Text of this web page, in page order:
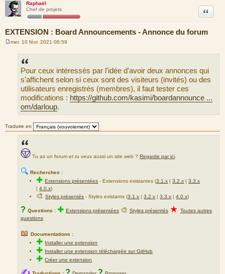
Raphaël
Chef de projets
EXTENSION : Board Announcements - Annonce du forum
Citation
mer. 10 févr. 2021 08:59
Pour ceux intéressés par l'idée d'avoir deux annonces qui
s'affichent selon si ceux sont des visiteurs (invités) ou des
utilisateurs enregistrés (membres), il faut tester ces
modifications : https://github.com/kasimi/boardannounce ...
om/darloup.
Traduire en
Tu as un forum et tu veux aussi un site web ? Regarde par ici
🔍 Recherches :
✚Extensions présentées -Extensions existantes (3.1.x |3.2.x |3.3.x
|4.0.x)
🎨Styles présentés - Styles existants (3.1.x |3.2.x |3.3.x |4.0.x)
? Questions : ✚ Extensions présentées 🎨 Styles présentés ★ Toutes autres
questions
📖 Documentations :
✚ Installer une extension
✚ Installer une extension téléchargée sur GitHub
✚Créer une extension
✍ ? ?